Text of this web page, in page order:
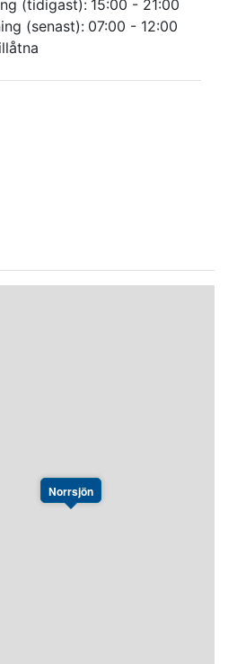
(tidigast): 15:00 - 21:00
(senast): 07:00 - 12:00
Norrsjön